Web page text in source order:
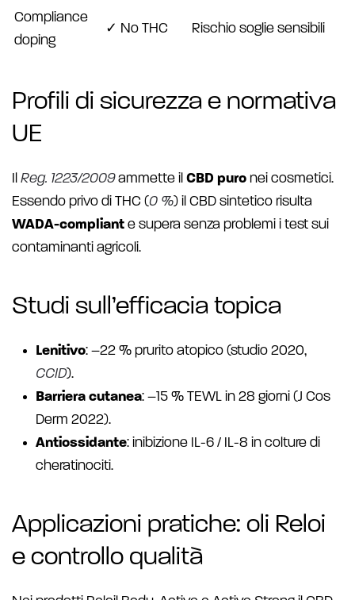
Compliance
doping
✓ No THC Rischio soglie sensibili
Profili di sicurezza e normativa
UE
Il Reg. 1223/2009ammette il CBD puro nei cosmetici.
Essendo privo di THC (0 %) il CBD sintetico risulta
WADA-compliant e supera senza problemi i test sui
contaminanti agricoli.
Studi sull’efficacia topica
Lenitivo: –22 % prurito atopico (studio 2020,
CCID).
Barriera cutanea: –15 % TEWL in 28 giorni (J Cos
Derm 2022).
Antiossidante: inibizione IL-6 / IL-8 in colture di
cheratinociti.
Applicazioni pratiche: oli Reloi
e controllo qualità